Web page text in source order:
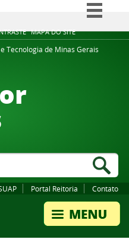
MAPA DO SITE
Simplifique!
Comunica BR
Tecnologia de Minas Gerais
Portal Reitoria Contato